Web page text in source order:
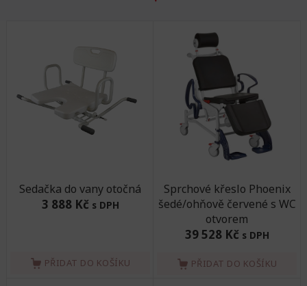
Sedačka do vany otočná
3 888 Kč s DPH
PŘIDAT DO KOŠÍKU
Sprchové křeslo Phoenix
šedé/ohňově červené s WC
otvorem
39 528 Kč s DPH
PŘIDAT DO KOŠÍKU